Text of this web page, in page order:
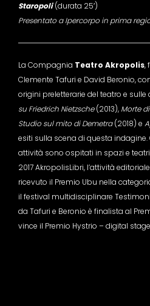
Staropoli(durata 25′)
Presentato a Ipercorpo in prima
La Compagnia Teatro Akropolis,
Clemente Tafuri e David Beronio,
origini preletterarie del teatro e sulle
su Friedrich Nietzsche(2013), Morte
Studio sul mito di Demetra(2018) e
esiti sulla scena di questa indagine.
attività sono ospitati in spazi e teatri
2017 AkropolisLibri, l’attività
ricevuto il Premio Ubu nella
il festival multidisciplinare
da Tafuri e Beronio è finalista al
vince il Premio Hystrio – digital